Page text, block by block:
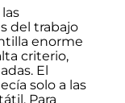
del trabajo
enorme
criterio,
El
solo a las
Para